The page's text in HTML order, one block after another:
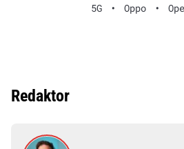
5G • Oppo •
Redaktor